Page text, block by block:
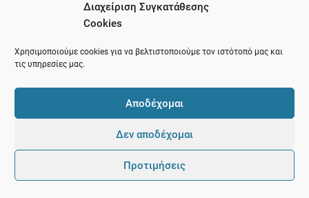
Διαχείριση Συγκατάθεσης
Cookies
Χρησιμοποιούμε cookies για να βελτιστοποιούμε τον ιστότοπό μας και
τις υπηρεσίες μας.
Αποδέχομαι
Δεν αποδέχομαι
Προτιμήσεις
Social Media
© 2021 Ιατρικός Σύλλογος Θεσσαλονίκης
Development and Hosting byPointer